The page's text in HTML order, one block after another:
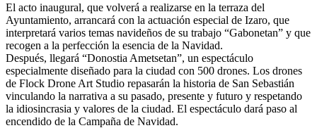
El acto inaugural, que volverá a realizarse en la terraza del
Ayuntamiento, arrancará con la actuación especial de Izaro, que
interpretará varios temas navideños de su trabajo “Gabonetan” y que
recogen a la perfección la esencia de la Navidad.
Después, llegará “Donostia Ametsetan”, un espectáculo
especialmente diseñado para la ciudad con 500 drones. Los drones
de Flock Drone Art Studio repasarán la historia de San Sebastián
vinculando la narrativa a su pasado, presente y futuro y respetando
la idiosincrasia y valores de la ciudad. El espectáculo dará paso al
encendido de la Campaña de Navidad.